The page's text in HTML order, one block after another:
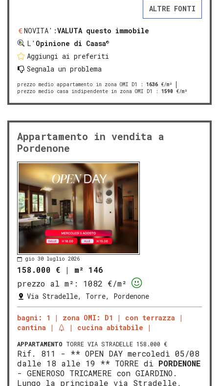
ALTRE FONTI
NOVITA':VALUTA questo immobile
L' Opinione di Caasa®
Aggiungi ai preferiti
Segnala un problema
prezzo medio appartamento in zona OMI D1 : 1636 €/m²
prezzo medio casa indipendente in zona OMI D1
: 1590 €/m²
Appartamento in vendita a
Pordenone
gio 30 luglio 2026
158.000 € | m² 146
prezzo al m²:
1082 €/m²
Via Stradelle, Torre, Pordenone
bagni: 1 zona OMI: D1
con terrazza
cantina
cucina abitabile
APPARTAMENTO TORRE VIA STRADELLE 158.000 €
Rif. 811 - ** OPEN DAY mercoledì 05/08
dalle 18 alle 19 ** TORRE di PORDENONE
- GENEROSO TRICAMERE con GIARDINO.
Lungo la principale via Stradelle,